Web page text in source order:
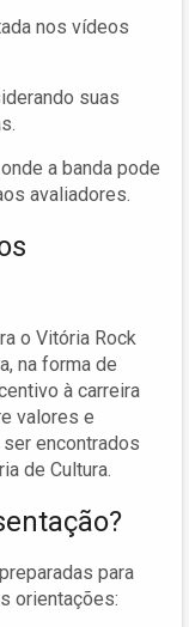
nos vídeos
suas
a banda pode
avaliadores.
o Vitória Rock
na forma de
à carreira
valores e
encontrados
de Cultura.
para
orientações: